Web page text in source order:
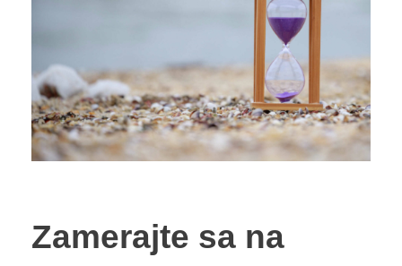
Zamerajte sa na